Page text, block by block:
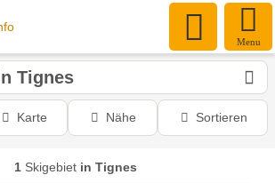
Menu
Tignes
Karte Nähe Sortieren
1 Skigebiet in Tignes